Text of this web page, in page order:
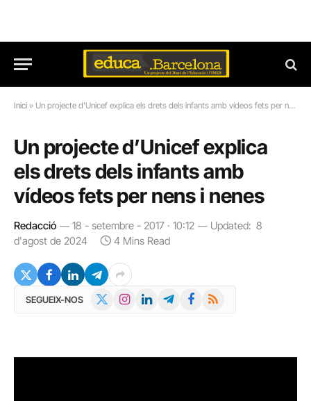
Inici » Un projecte d’Unicef explica els drets dels infants amb vídeos fets per nens i nenes
Un projecte d’Unicef explica
els drets dels infants amb
vídeos fets per nens i nenes
Redacció 18 - setembre - 2017 · 10:12 Updated: 8
d'agost de 2024
4 Mins Read
SEGUEIX-NOS InstagramLinkedInTelegramFacebook
RSS